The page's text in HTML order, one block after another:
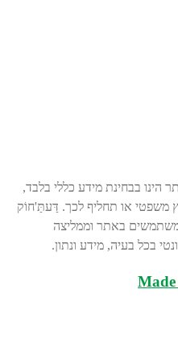
הינו בבחינת מידע כללי בלבד,
משפטי או תחליף לכך. דַּעתַּ'חוֹק
באתר וממליצה
בכל בעיה, מידע ונתון.